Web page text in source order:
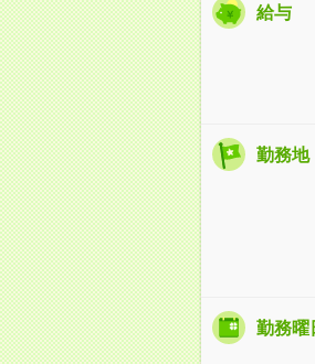
給与
勤務地
勤務曜